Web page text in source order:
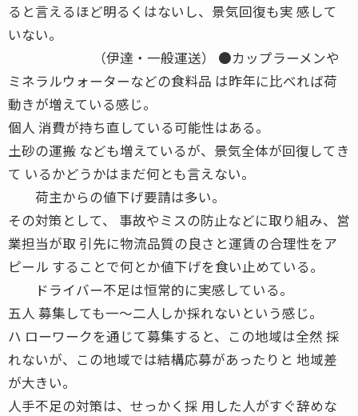
ると言えるほど明るくはないし、景気回復も実 感して
いない。
（伊達・一般運送） ●カップラーメンや
ミネラルウォーターなどの食料品 は昨年に比べれば荷
動きが増えている感じ。
個人 消費が持ち直している可能性はある。
土砂の運搬 なども増えているが、景気全体が回復してき
て いるかどうかはまだ何とも言えない。
荷主からの値下げ要請は多い。
その対策として、 事故やミスの防止などに取り組み、営
業担当が取 引先に物流品質の良さと運賃の合理性をア
ピール することで何とか値下げを食い止めている。
ドライバー不足は恒常的に実感している。
五人 募集しても一〜二人しか採れないという感じ。
ハ ローワークを通じて募集すると、この地域は全然 採
れないが、この地域では結構応募があったりと 地域差
が大きい。
人手不足の対策は、せっかく採 用した人がすぐ辞めな